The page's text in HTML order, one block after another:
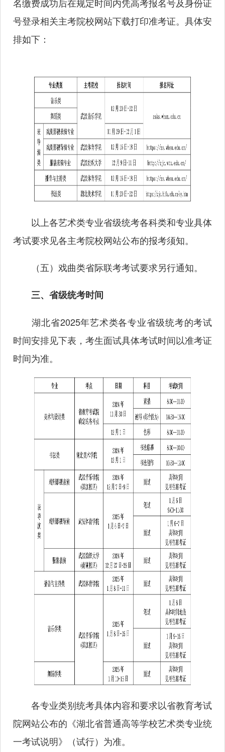
号登录相关主考院校网站下载打印准考证。具体安
排如下：
以上各艺术类专业省级统考各科类和专业具体
考试要求见各主考院校网站公布的报考须知。
（五）戏曲类省际联考考试要求另行通知。
三、省级统考时间
湖北省2025年艺术类各专业省级统考的考试
时间安排见下表，考生面试具体考试时间以准考证
时间为准。
各专业类别统考具体内容和要求以省教育考试
院网站公布的《湖北省普通高等学校艺术类专业统
一考试说明》（试行）为准。